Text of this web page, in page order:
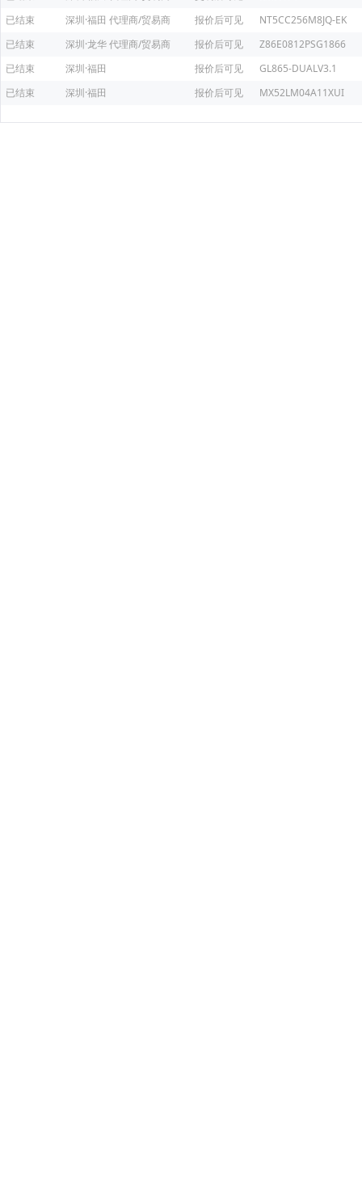
已结束
深圳·福田 代理商/贸易商 报价后可见
NT5CC256M8JQ-EK
已结束
深圳·龙华代理商/贸易商 报价后可见
Z86E0812PSG1866
已结束
深圳·福田 报价后可见
GL865-DUALV3.1
已结束
深圳·福田 报价后可见 MX52LM04A11XUI